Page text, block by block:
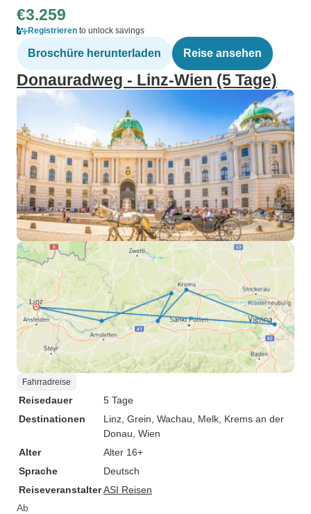
€3.259
Registrieren to unlock savings
Broschüre herunterladen Reise ansehen
Donauradweg - Linz-Wien (5 Tage)
Fahrradreise
Reisedauer
5 Tage
Destinationen
Linz , Grein , Wachau , Melk , Krems an der
Donau , Wien
Alter
Alter 16+
Sprache
Deutsch
ReiseveranstalterASI Reisen
Ab